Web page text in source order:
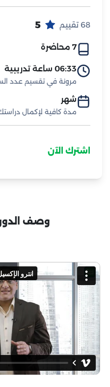
68 تقييم 5
7 محاضرة
06:33 ساعة تدريبية
مرونة في تقسيم عدد
شهر
مدة كافية لإكمال
اشترك الآن
وصف